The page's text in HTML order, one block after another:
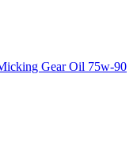
Gear Oil 75w-90